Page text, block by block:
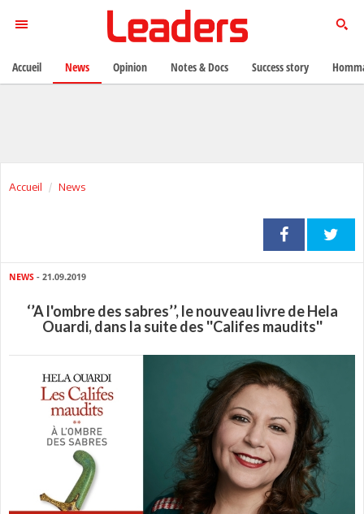
Accueil News
NEWS - 21.09.2019
‘’A l'ombre des sabres’’, le nouveau livre de Hela
Ouardi, dans la suite des ''Califes maudits''
Accueil News Opinion Notes & Docs Success story